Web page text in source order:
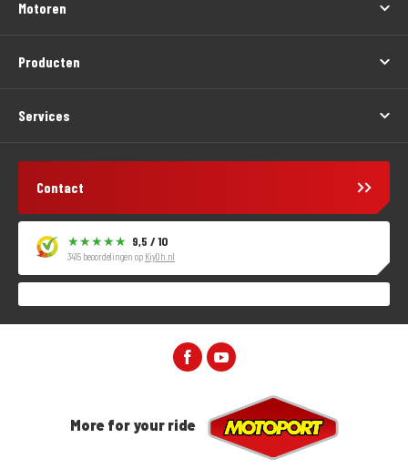
Motoren
Producten
Services
Contact
9,5 / 10
3415 beoordelingen op KiyOh.nl
More for your ride